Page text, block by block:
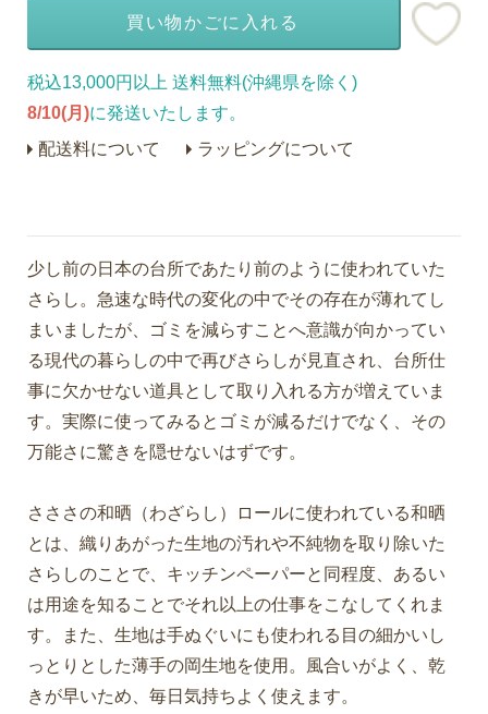
買い物かごに入れる
税込13,000円以上 送料無料(沖縄県を除く)
8/10(月)に発送いたします。
配送料について
ラッピングについて
少し前の日本の台所であたり前のように使われていた
さらし。急速な時代の変化の中でその存在が薄れてし
まいましたが、ゴミを減らすことへ意識が向かってい
る現代の暮らしの中で再びさらしが見直され、台所仕
事に欠かせない道具として取り入れる方が増えていま
す。実際に使ってみるとゴミが減るだけでなく、その
万能さに驚きを隠せないはずです。
さささの和晒（わざらし）ロールに使われている和晒
とは、織りあがった生地の汚れや不純物を取り除いた
さらしのことで、キッチンペーパーと同程度、あるい
は用途を知ることでそれ以上の仕事をこなしてくれま
す。また、生地は手ぬぐいにも使われる目の細かいし
っとりとした薄手の岡生地を使用。風合いがよく、乾
きが早いため、毎日気持ちよく使えます。